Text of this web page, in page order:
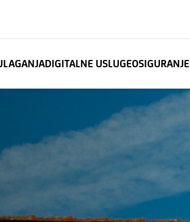
DIGITALNE USLUGEOSIGURANJE